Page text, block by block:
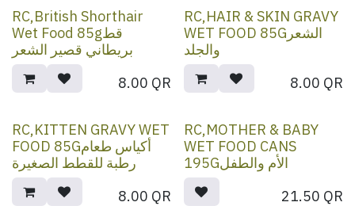
RC,British Shorthair
Wet Food 85gقط
بريطاني قصير الشعر
8.00 QR
RC,HAIR & SKIN GRAVY
WET FOOD 85Gالشعر
والجلد
8.00 QR
RC,KITTEN GRAVY WET
FOOD 85Gأكياس طعام
رطبة للقطط الصغيرة
8.00 QR
RC,MOTHER & BABY
WET FOOD CANS
195Gالأم والطفل
21.50 QR